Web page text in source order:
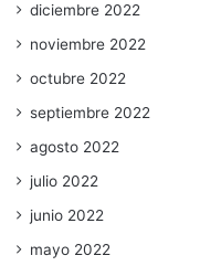
diciembre 2022
noviembre 2022
octubre 2022
septiembre 2022
agosto 2022
julio 2022
junio 2022
mayo 2022